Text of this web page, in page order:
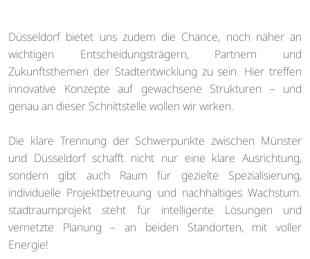
Düsseldorf bietet uns zudem die Chance, noch näher an
wichtigen Entscheidungsträgern, Partnern und
Zukunftsthemen der Stadtentwicklung zu sein. Hier treffen
innovative Konzepte auf gewachsene Strukturen – und
genau an dieser Schnittstelle wollen wir wirken.
Die klare Trennung der Schwerpunkte zwischen Münster
und Düsseldorf schafft nicht nur eine klare Ausrichtung,
sondern gibt auch Raum für gezielte Spezialisierung,
individuelle Projektbetreuung und nachhaltiges Wachstum.
stadtraumprojekt steht für intelligente Lösungen und
vernetzte Planung – an beiden Standorten, mit voller
Energie!